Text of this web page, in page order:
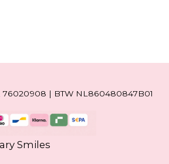
76020908 | BTW NL860480847B01
Smiles